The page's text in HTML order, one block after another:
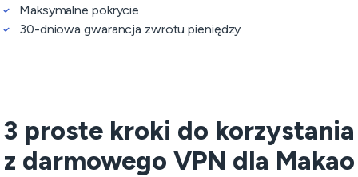
Maksymalne pokrycie
30-dniowa gwarancja zwrotu pieniędzy
3 proste kroki do korzystania
z darmowego VPN dla Makao